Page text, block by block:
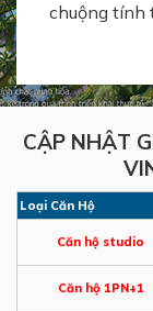
chuộng tính
CẬP NHẬT
Loại Căn Hộ
Căn hộ studio
Căn hộ 1PN+1